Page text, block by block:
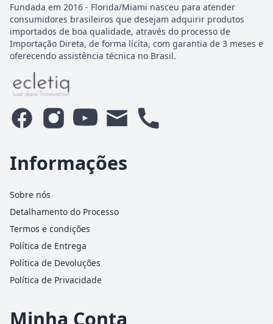
Fundada em 2016 - Florida/Miami nasceu para atender
consumidores brasileiros que desejam adquirir produtos
importados de boa qualidade, através do processo de
Importação Direta, de forma lícita, com garantia de 3 meses e
oferecendo assistência técnica no Brasil.
Informações
Sobre nós
Detalhamento do Processo
Termos e condições
Política de Entrega
Política de Devoluções
Política de Privacidade
Minha Conta